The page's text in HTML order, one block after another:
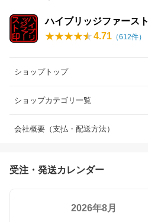
ハイブリッジファースト
4.71 （612件）
ショップトップ
ショップカテゴリ一覧
会社概要（支払・配送方法）
受注・発送カレンダー
2026年8月